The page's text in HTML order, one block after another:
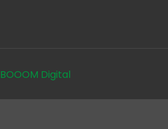
BOOOM Digital